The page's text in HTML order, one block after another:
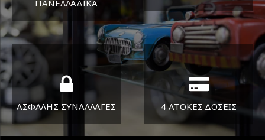
ΠΑΝΕΛΛΑΔΙΚA
Όπου και αν είστε θα σας
στείλουμε τα ελαστικά σας
ΔΕΥ-ΠΑΡ 8:30-17:30
ΣΑΒ 8:30-13:30
ΑΣΦΑΛΗΣ ΣΥΝΑΛΛΑΓΕΣ 4 ΑΤΟΚΕΣ ΔΟΣΕΙΣ